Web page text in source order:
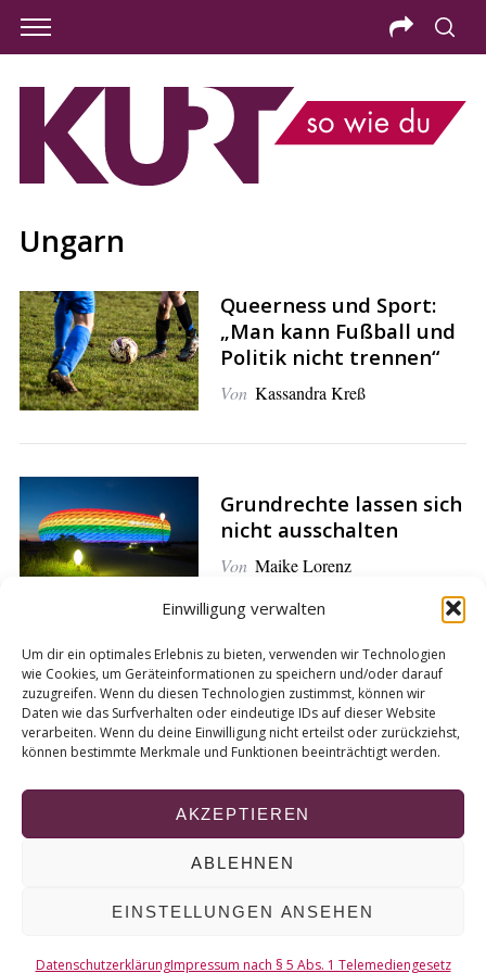
Einwilligung verwalten
Um dir ein optimales Erlebnis zu bieten, verwenden wir Technologien
wie Cookies, um Geräteinformationen zu speichern und/oder darauf
zuzugreifen. Wenn du diesen Technologien zustimmst, können wir
Daten wie das Surfverhalten oder eindeutige IDs auf dieser Website
verarbeiten. Wenn du deine Einwilligung nicht erteilst oder zurückziehst,
können bestimmte Merkmale und Funktionen beeinträchtigt werden.
AKZEPTIEREN
ABLEHNEN
EINSTELLUNGEN ANSEHEN
DatenschutzerklärungImpressum nach § 5 Abs. 1 Telemediengesetz
Ungarn
Queerness und Sport:
„Man kann Fußball und
Politik nicht trennen“
Von Kassandra Kreß
Grundrechte lassen sich
nicht ausschalten
Von Maike Lorenz
Wir müssen mehr über
die Vergangenheit
sprechen
Von Tabea Prünte
a
r
c
h
f